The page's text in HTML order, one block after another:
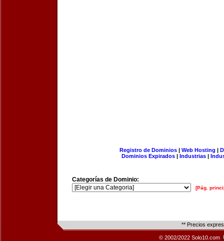
Registro de Dominios| Web Hosting |
Dominios Expirados | Industrias |
Categorías de Dominio:
[Pág.
** Precios
© 2002/2022 Solo10.com